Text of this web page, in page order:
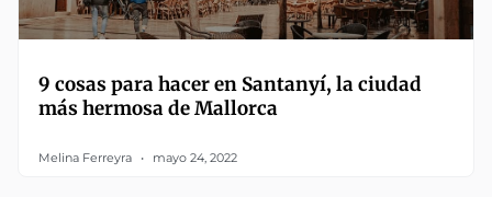
9 cosas para hacer en Santanyí, la ciudad
más hermosa de Mallorca
Melina Ferreyra mayo 24, 2022